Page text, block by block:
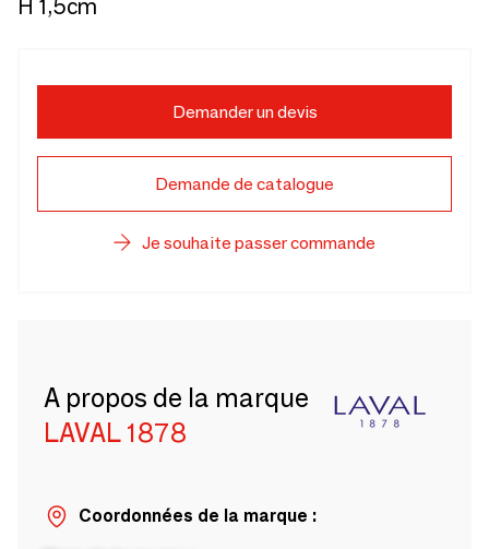
H 1,5cm
Demander un devis
Demande de catalogue
Je souhaite passer commande
A propos de la marque
LAVAL 1878
Coordonnées de la marque :